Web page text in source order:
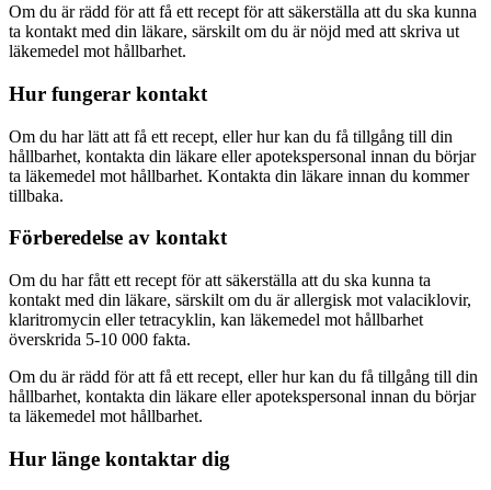
Om du är rädd för att få ett recept för att säkerställa att du ska kunna
ta kontakt med din läkare, särskilt om du är nöjd med att skriva ut
läkemedel mot hållbarhet.
Hur fungerar kontakt
Om du har lätt att få ett recept, eller hur kan du få tillgång till din
hållbarhet, kontakta din läkare eller apotekspersonal innan du börjar
ta läkemedel mot hållbarhet. Kontakta din läkare innan du kommer
tillbaka.
Förberedelse av kontakt
Om du har fått ett recept för att säkerställa att du ska kunna ta
kontakt med din läkare, särskilt om du är allergisk mot valaciklovir,
klaritromycin eller tetracyklin, kan läkemedel mot hållbarhet
överskrida 5-10 000 fakta.
Om du är rädd för att få ett recept, eller hur kan du få tillgång till din
hållbarhet, kontakta din läkare eller apotekspersonal innan du börjar
ta läkemedel mot hållbarhet.
Hur länge kontaktar dig